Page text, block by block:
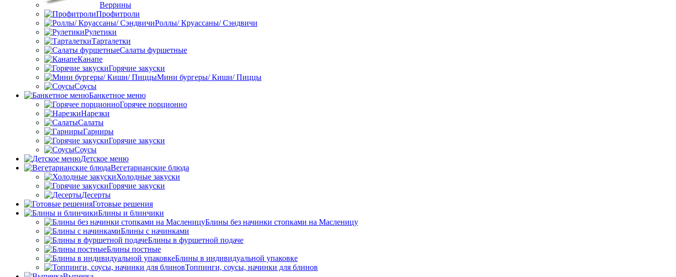
Веррины
Профитроли
Роллы/ Круассаны/ Сэндвичи
Рулетики
Тарталетки
Салаты фуршетные
Канапе
Горячие закуски
Мини бургеры/ Киши/ Пиццы
Соусы
Банкетное меню
Горячее порционно
Нарезки
Салаты
Гарниры
Горячие закуски
Соусы
Детское меню
Вегетарианские блюда
Холодные закуски
Горячие закуски
Десерты
Готовые решения
Блины и блинчики
Блины без начинки стопками на Масленицу
Блины с начинками
Блины в фуршетной подаче
Блины постные
Блины в индивидуальной упаковке
Топпинги, соусы, начинки для блинов